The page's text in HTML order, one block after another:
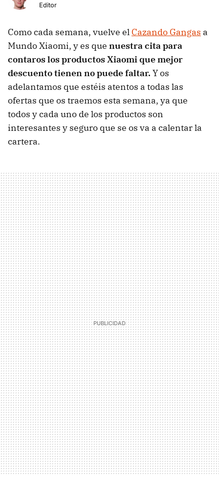
Editor
Como cada semana, vuelve el Cazando Gangas a
Mundo Xiaomi, y es que nuestra cita para
contaros los productos Xiaomi que mejor
descuento tienen no puede faltar. Y os
adelantamos que estéis atentos a todas las
ofertas que os traemos esta semana, ya que
todos y cada uno de los productos son
interesantes y seguro que se os va a calentar la
cartera.